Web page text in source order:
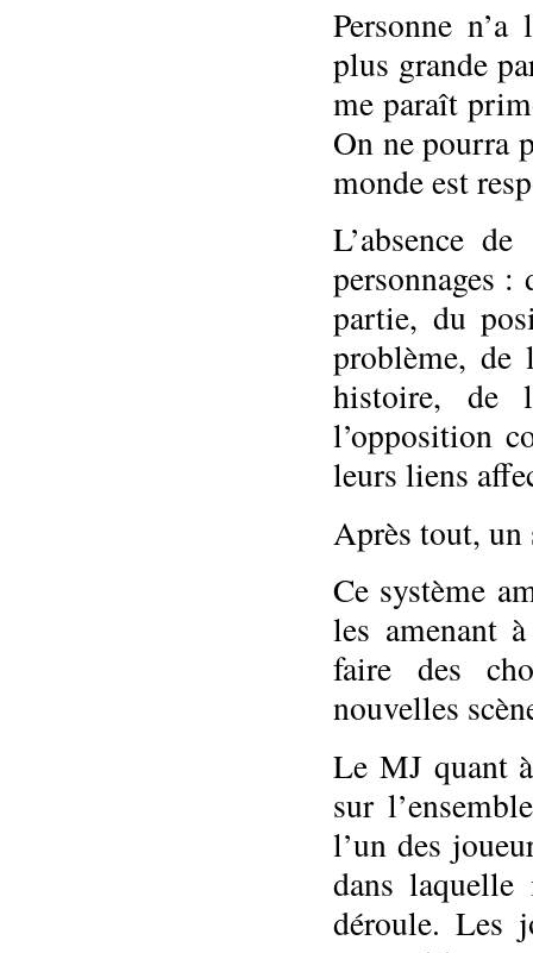
Personne n’a
plus grande
me paraît
On ne pourra
monde est
L’absence
personnages
partie, du
problème, de
histoire, de
l’opposition
leurs liens
Après tout, un
Ce système
les amenant
faire des
nouvelles
Le MJ quant
sur
l’un des
dans
déroule. Les